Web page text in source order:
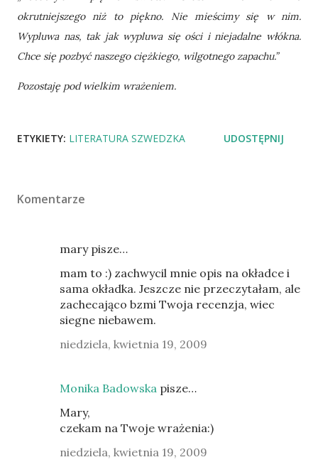
okrutniejszego niż to piękno. Nie mieścimy się w nim.
Wypluwa nas, tak jak wypluwa się ości i niejadalne włókna.
Chce się pozbyć naszego ciężkiego, wilgotnego zapachu.”
Pozostaję pod wielkim wrażeniem.
ETYKIETY: LITERATURA SZWEDZKA UDOSTĘPNIJ
Komentarze
mary pisze…
mam to :) zachwycil mnie opis na okładce i
sama okładka. Jeszcze nie przeczytałam, ale
zachecająco bzmi Twoja recenzja, wiec
siegne niebawem.
niedziela, kwietnia 19, 2009
Monika Badowska pisze…
Mary,
czekam na Twoje wrażenia:)
niedziela, kwietnia 19, 2009